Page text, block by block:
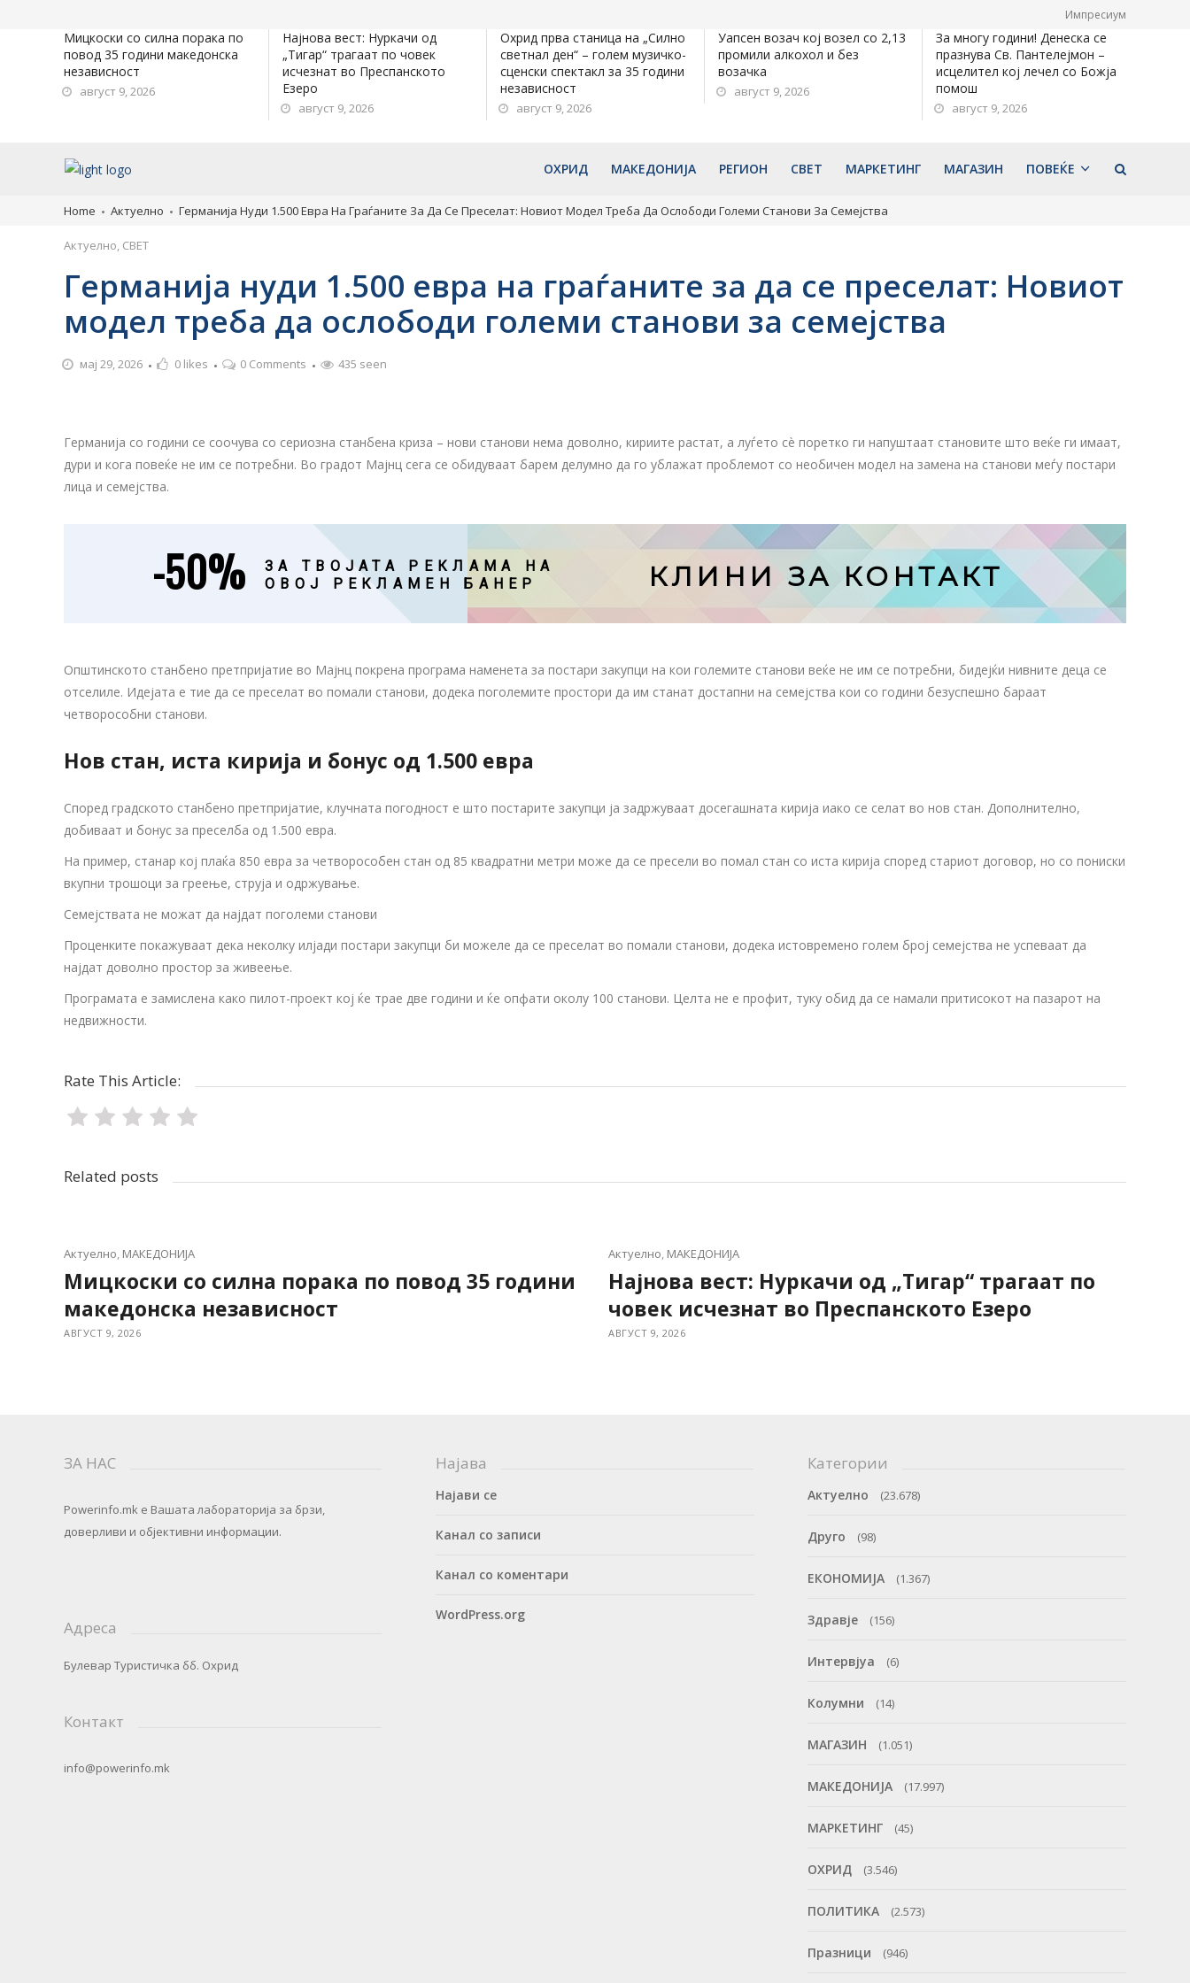
Импресиум
Мицкоски со силна порака по
повод 35 години македонска
независност
август 9, 2026
Најнова вест: Нуркачи од
„Тигар“ трагаат по човек
исчезнат во Преспанското
Езеро
август 9, 2026
Охрид прва станица на „Силно
светнал ден“ – голем музичко-
сценски спектакл за 35 години
независност
август 9, 2026
Уапсен возач кој возел со 2,13
промили алкохол и без
возачка
август 9, 2026
За многу години! Денеска се
празнува Св. Пантелејмон –
исцелител кој лечел со Божја
помош
август 9, 2026
ОХРИД МАКЕДОНИЈА РЕГИОН СВЕТ МАРКЕТИНГ МАГАЗИН ПОВЕЌЕ
Home Актуелно Германија Нуди 1.500 Евра На Граѓаните За Да Се Преселат: Новиот Модел Треба Да Ослободи Големи Станови За Семејства
Актуелно, СВЕТ
Германија нуди 1.500 евра на граѓаните за да се преселат: Новиот
модел треба да ослободи големи станови за семејства
мај 29, 2026 0 likes 0 Comments 435 seen
Германија со години се соочува со сериозна станбена криза – нови станови нема доволно, кириите растат, а луѓето сè поретко ги напуштаат становите што веќе ги имаат,
дури и кога повеќе не им се потребни. Во градот Мајнц сега се обидуваат барем делумно да го ублажат проблемот со необичен модел на замена на станови меѓу постари
лица и семејства.
-50%
ЗА ТВОЈАТА РЕКЛАМА НА
ОВОЈ РЕКЛАМЕН БАНЕР
КЛИНИ ЗА КОНТАКТ
Општинското станбено претпријатие во Мајнц покрена програма наменета за постари закупци на кои големите станови веќе не им се потребни, бидејќи нивните деца се
отселиле. Идејата е тие да се преселат во помали станови, додека поголемите простори да им станат достапни на семејства кои со години безуспешно бараат
четворособни станови.
Нов стан, иста кирија и бонус од 1.500 евра
Според градското станбено претпријатие, клучната погодност е што постарите закупци ја задржуваат досегашната кирија иако се селат во нов стан. Дополнително,
добиваат и бонус за преселба од 1.500 евра.
На пример, станар кој плаќа 850 евра за четворособен стан од 85 квадратни метри може да се пресели во помал стан со иста кирија според стариот договор, но со пониски
вкупни трошоци за греење, струја и одржување.
Семејствата не можат да најдат поголеми станови
Проценките покажуваат дека неколку илјади постари закупци би можеле да се преселат во помали станови, додека истовремено голем број семејства не успеваат да
најдат доволно простор за живеење.
Програмата е замислена како пилот-проект кој ќе трае две години и ќе опфати околу 100 станови. Целта не е профит, туку обид да се намали притисокот на пазарот на
недвижности.
Rate This Article:
Related posts
Актуелно, МАКЕДОНИЈА
Мицкоски со силна порака по повод 35 години
македонска независност
АВГУСТ 9, 2026
Актуелно, МАКЕДОНИЈА
Најнова вест: Нуркачи од „Тигар“ трагаат по
човек исчезнат во Преспанското Езеро
АВГУСТ 9, 2026
ЗА НАС
Powerinfo.mk e Вашата лабораторија за брзи,
доверливи и објективни информации.
Адреса
Булевар Туристичка бб. Охрид
Контакт
info@powerinfo.mk
Најава
Најави се
Канал со записи
Канал со коментари
WordPress.org
Категории
Актуелно (23.678)
Друго (98)
ЕКОНОМИЈА (1.367)
Здравје (156)
Интервјуа (6)
Колумни (14)
МАГАЗИН (1.051)
МАКЕДОНИЈА (17.997)
МАРКЕТИНГ (45)
ОХРИД (3.546)
ПОЛИТИКА (2.573)
Празници (946)